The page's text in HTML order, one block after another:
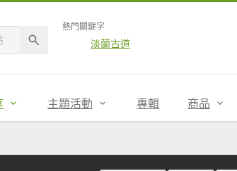
熱門關鍵字
淡蘭古道
主題活動 專輯 商品